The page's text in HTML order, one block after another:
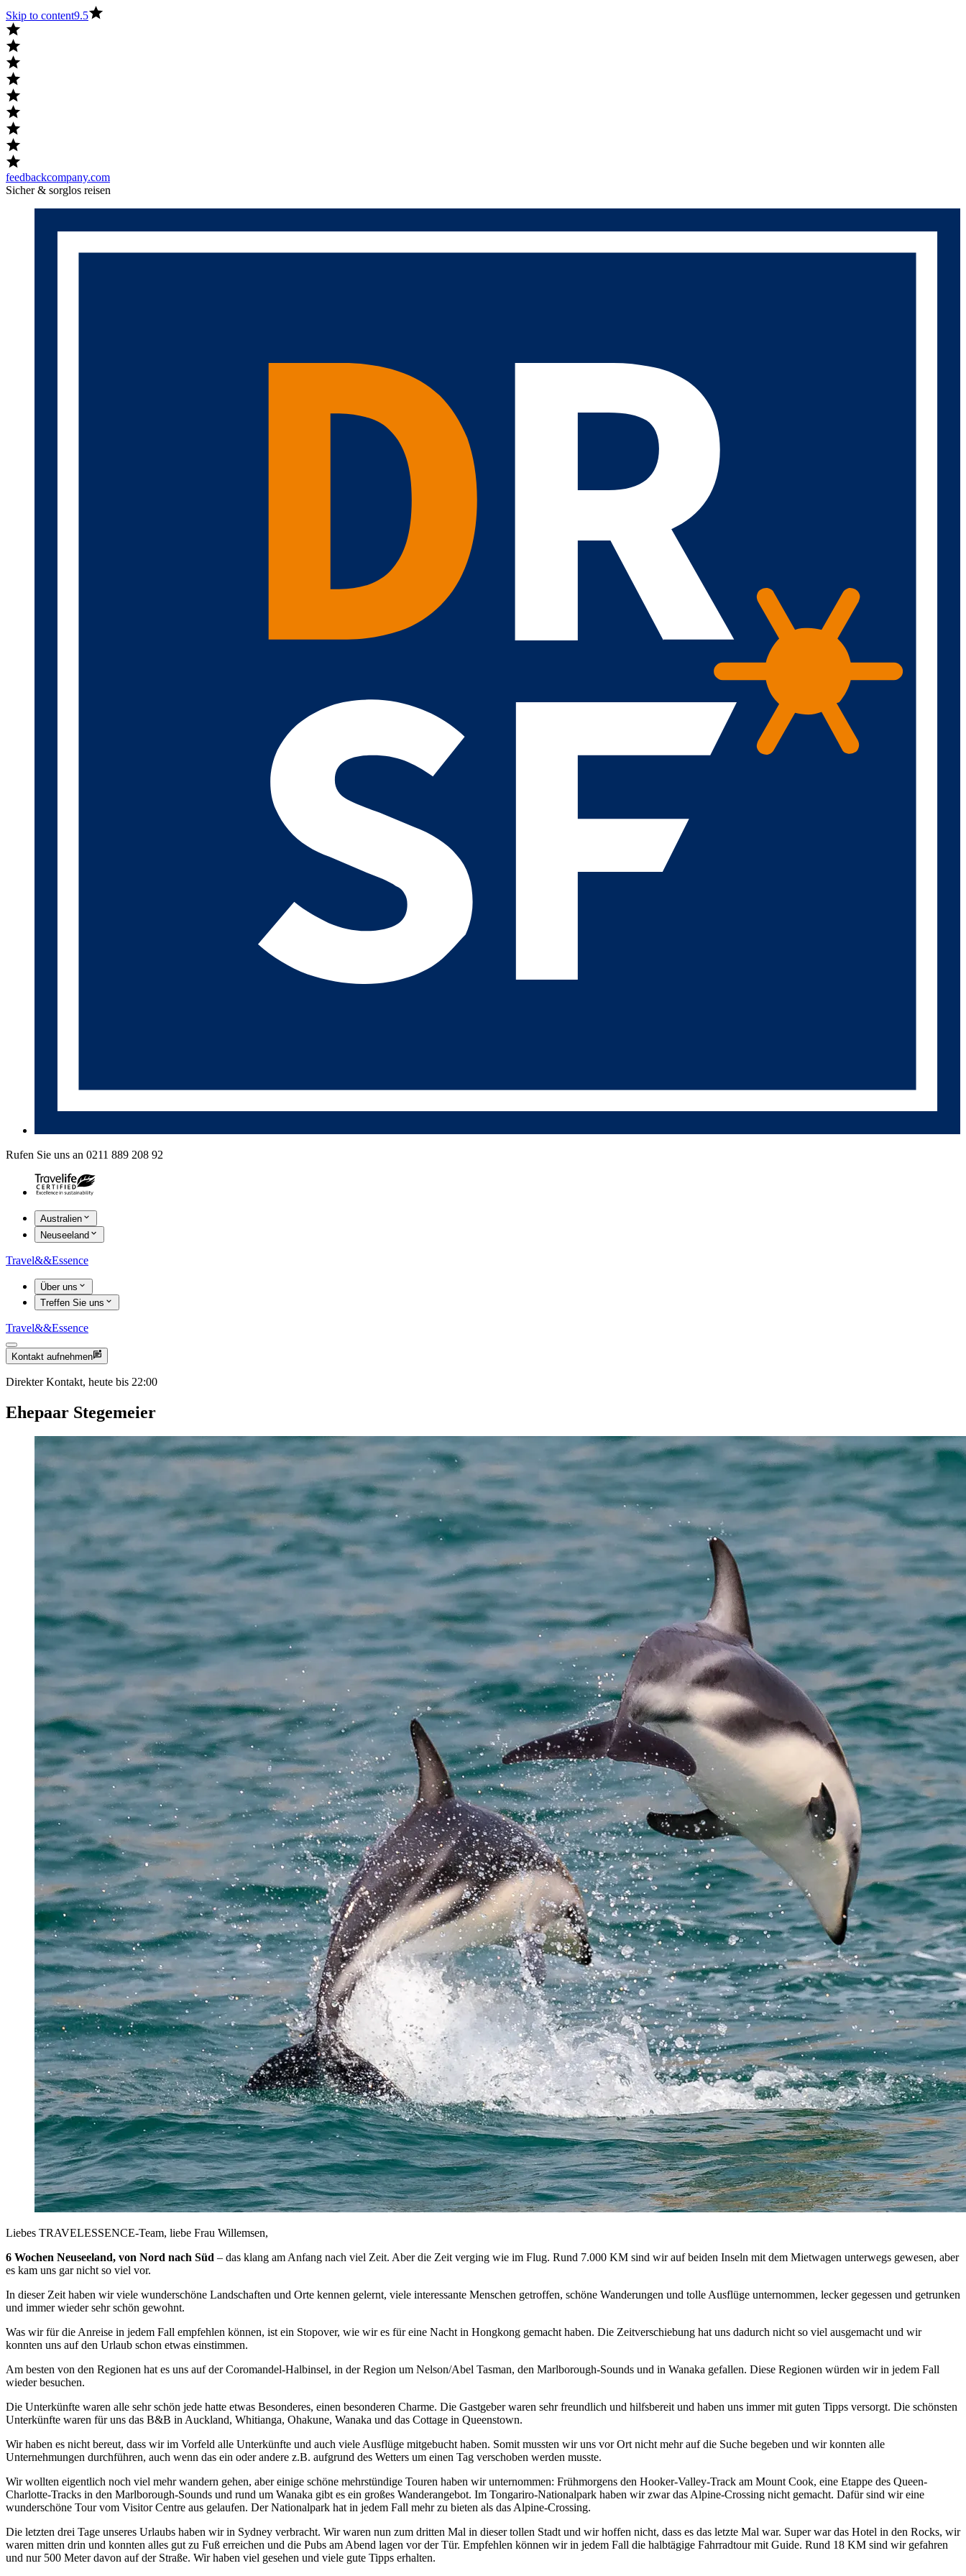
Skip to content9.5
feedbackcompany.com
Sicher & sorglos reisen
Rufen Sie uns an 0211 889 208 92
Australien
Neuseeland
Travel&&Essence
Über uns
Treffen Sie uns
Travel&&Essence
Kontakt aufnehmen
Direkter Kontakt, heute bis 22:00
Ehepaar Stegemeier
Liebes TRAVELESSENCE-Team, liebe Frau Willemsen,
6 Wochen Neuseeland, von Nord nach Süd – das klang am Anfang nach viel Zeit. Aber die Zeit verging wie im Flug. Rund 7.000 KM sind wir auf beiden Inseln mit dem Mietwagen unterwegs gewesen, aber
es kam uns gar nicht so viel vor.
In dieser Zeit haben wir viele wunderschöne Landschaften und Orte kennen gelernt, viele interessante Menschen getroffen, schöne Wanderungen und tolle Ausflüge unternommen, lecker gegessen und getrunken
und immer wieder sehr schön gewohnt.
Was wir für die Anreise in jedem Fall empfehlen können, ist ein Stopover, wie wir es für eine Nacht in Hongkong gemacht haben. Die Zeitverschiebung hat uns dadurch nicht so viel ausgemacht und wir
konnten uns auf den Urlaub schon etwas einstimmen.
Am besten von den Regionen hat es uns auf der Coromandel-Halbinsel, in der Region um Nelson/Abel Tasman, den Marlborough-Sounds und in Wanaka gefallen. Diese Regionen würden wir in jedem Fall
wieder besuchen.
Die Unterkünfte waren alle sehr schön jede hatte etwas Besonderes, einen besonderen Charme. Die Gastgeber waren sehr freundlich und hilfsbereit und haben uns immer mit guten Tipps versorgt. Die schönsten
Unterkünfte waren für uns das B&B in Auckland, Whitianga, Ohakune, Wanaka und das Cottage in Queenstown.
Wir haben es nicht bereut, dass wir im Vorfeld alle Unterkünfte und auch viele Ausflüge mitgebucht haben. Somit mussten wir uns vor Ort nicht mehr auf die Suche begeben und wir konnten alle
Unternehmungen durchführen, auch wenn das ein oder andere z.B. aufgrund des Wetters um einen Tag verschoben werden musste.
Wir wollten eigentlich noch viel mehr wandern gehen, aber einige schöne mehrstündige Touren haben wir unternommen: Frühmorgens den Hooker-Valley-Track am Mount Cook, eine Etappe des Queen-
Charlotte-Tracks in den Marlborough-Sounds und rund um Wanaka gibt es ein großes Wanderangebot. Im Tongariro-Nationalpark haben wir zwar das Alpine-Crossing nicht gemacht. Dafür sind wir eine
wunderschöne Tour vom Visitor Centre aus gelaufen. Der Nationalpark hat in jedem Fall mehr zu bieten als das Alpine-Crossing.
Die letzten drei Tage unseres Urlaubs haben wir in Sydney verbracht. Wir waren nun zum dritten Mal in dieser tollen Stadt und wir hoffen nicht, dass es das letzte Mal war. Super war das Hotel in den Rocks, wir
waren mitten drin und konnten alles gut zu Fuß erreichen und die Pubs am Abend lagen vor der Tür. Empfehlen können wir in jedem Fall die halbtägige Fahrradtour mit Guide. Rund 18 KM sind wir gefahren
und nur 500 Meter davon auf der Straße. Wir haben viel gesehen und viele gute Tipps erhalten.